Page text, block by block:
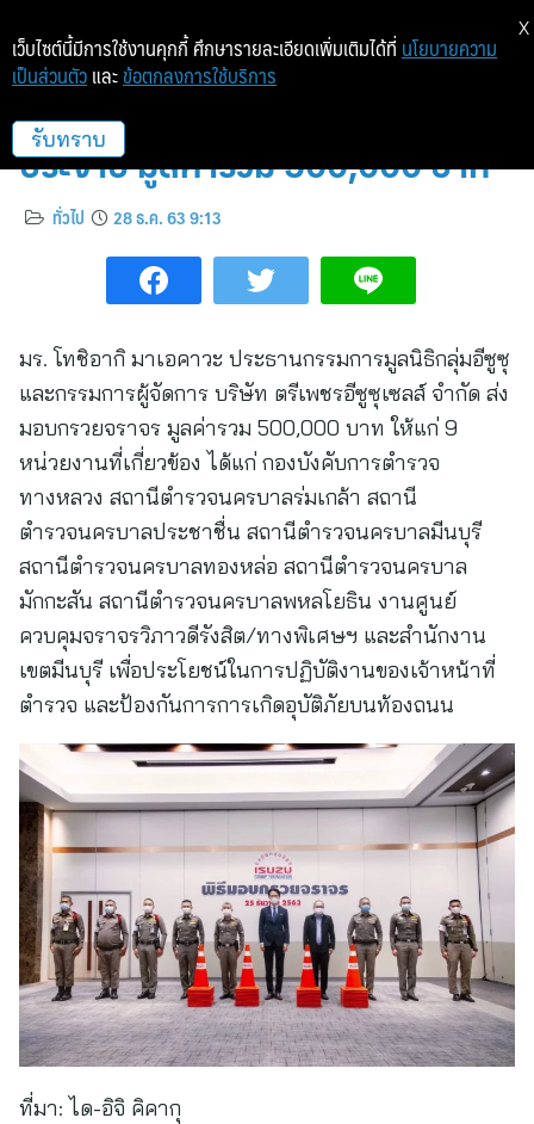
มูลนิธิกลุ่มอีซูซุมอบกรวยจราจร
ประจำปี มูลค่ารวม 500,000 บาท
ทั่วไป 28 ธ.ค. 63 9:13
มร. โทชิอากิ มาเอคาวะ ประธานกรรมการมูลนิธิกลุ่มอีซูซุ
และกรรมการผู้จัดการ บริษัท ตรีเพชรอีซูซุเซลส์ จำกัด ส่ง
มอบกรวยจราจร มูลค่ารวม 500,000 บาท ให้แก่ 9
หน่วยงานที่เกี่ยวข้อง ได้แก่ กองบังคับการตำรวจ
ทางหลวง สถานีตำรวจนครบาลร่มเกล้า สถานี
ตำรวจนครบาลประชาชื่น สถานีตำรวจนครบาลมีนบุรี
สถานีตำรวจนครบาลทองหล่อ สถานีตำรวจนครบาล
มักกะสัน สถานีตำรวจนครบาลพหลโยธิน งานศูนย์
ควบคุมจราจรวิภาวดีรังสิต/ทางพิเศษฯ และสำนักงาน
เขตมีนบุรี เพื่อประโยชน์ในการปฏิบัติงานของเจ้าหน้าที่
ตำรวจ และป้องกันการการเกิดอุบัติภัยบนท้องถนน
ที่มา: ได-อิจิ คิคากุ
เว็บไซต์นี้มีการใช้งานคุกกี้ ศึกษารายละเอียดเพิ่มเติมได้ที่ นโยบายความ
เป็นส่วนตัว และ ข้อตกลงการใช้บริการ
รับทราบ
X